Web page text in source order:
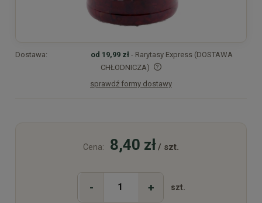
Dostawa: od 19,99 zł - Rarytasy Express (DOSTAWA
CHŁODNICZA)
Cena nie zawiera ewentualnych kosztów płatności
sprawdź formy dostawy
Cena: 8,40 zł/ szt.
- + szt.